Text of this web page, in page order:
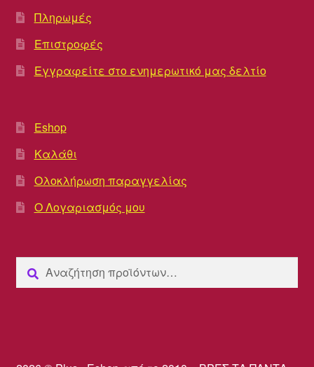
Πληρωμές
Επιστροφές
Εγγραφείτε στο ενημερωτικό μας δελτίο
Eshop
Καλάθι
Ολοκλήρωση παραγγελίας
Ο Λογαριασμός μου
Αναζήτηση
για:
Αναζήτηση